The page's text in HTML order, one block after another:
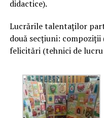
didactice).
Lucrările talentaților
două secţiuni:
felicitări (tehnici de lucru